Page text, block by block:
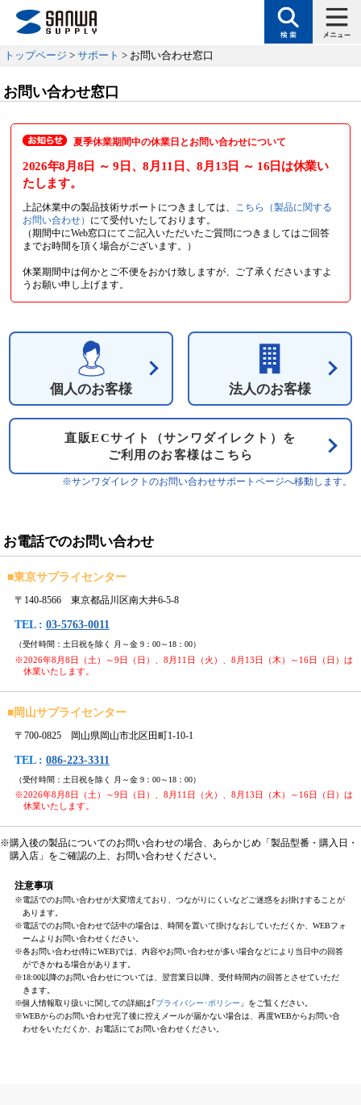
トップページ > サポート > お問い合わせ窓口
お問い合わせ窓口
夏季休業期間中の休業日とお問い合わせについて
2026年8月8日 ～ 9日 、8月11日 、8月13日 ～ 16日 は休業い
たします。
上記休業中の製品技術サポートにつきましては、
こちら（製品に関する
お問い合わせ） にて受付いたしております。
（期間中にWeb窓口にてご記入いただいたご質問につきましてはご回答
までお時間を頂く場合がございます。）
休業期間中は何かとご不便をおかけ致しますが、ご了承くださいますよ
うお願い申し上げます。
個人のお客様 法人のお客様
直販ECサイト（サンワダイレクト）を
ご利用のお客様はこちら
※サンワダイレクトのお問い合わせサポートページへ移動します。
お電話でのお問い合わせ
■東京サプライセンター
〒140-8566 東京都品川区南大井6-5-8
TEL : 03-5763-0011
（受付時間：土日祝を除く 月～金 9：00～18：00）
※2026年8月8日（土）～9日（日）、8月11日（火）、8月13日（木）～16日（日）は
休業いたします。
■岡山サプライセンター
〒700-0825 岡山県岡山市北区田町1-10-1
TEL : 086-223-3311
（受付時間：土日祝を除く 月～金 9：00～18：00）
※2026年8月8日（土）～9日（日）、8月11日（火）、8月13日（木）～16日（日）は
休業いたします。
※購入後の製品についてのお問い合わせの場合、あらかじめ「製品型番・購入日・
購入店」をご確認の上、お問い合わせください。
注意事項
※電話でのお問い合わせが大変増えており、つながりにくいなどご迷惑をお掛けすることが
あります。
※電話でのお問い合わせで話中の場合は、時間を置いて掛けなおしていただくか、WEBフォ
ームよりお問い合わせください。
※各お問い合わせ(特にWEB)では、内容やお問い合わせが多い場合などにより当日中の回答
ができかねる場合があります。
※18:00以降のお問い合わせについては、翌営業日以降、受付時間内の回答とさせていただ
きます。
※個人情報取り扱いに関しての詳細は｢プライバシー･ポリシー 」をご覧ください。
※WEBからのお問い合わせ完了後に控えメールが届かない場合は、再度WEBからお問い合
わせをいただくか、お電話にてお問い合わせください。